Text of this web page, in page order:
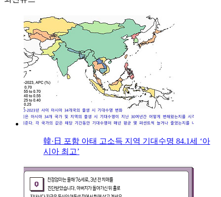
韓·日 포함 아태 고소득 지역 기대수명 84.1세 ‘아
시아 최고’